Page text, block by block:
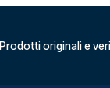
Prodotti originali e